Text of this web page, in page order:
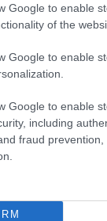
Google to enable
of the
Google to enable
Google to enable
including
fraud
23.
Hab: rugalmas
hogy ez egy
Ez
erősen
volna magát